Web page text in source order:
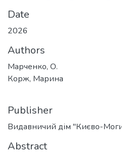
Date
2026
Authors
Марченко, О.
Корж, Марина
Publisher
Видавничий дім "Києво-
Abstract